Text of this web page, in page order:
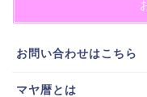
お問い合わせはこちら
マヤ暦とは